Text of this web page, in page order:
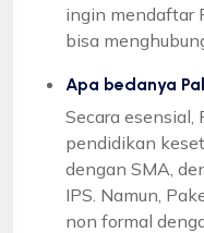
ingin mendaftar
bisa
Apa bedanya
Secara esensial,
pendidikan
dengan SMA,
IPS. Namun,
non formal